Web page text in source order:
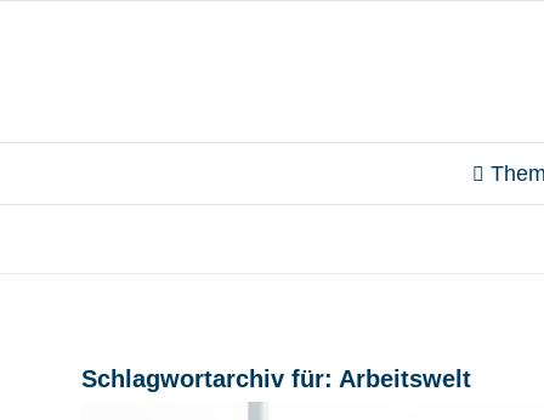
Schlagwortarchiv für: Arbeitswelt